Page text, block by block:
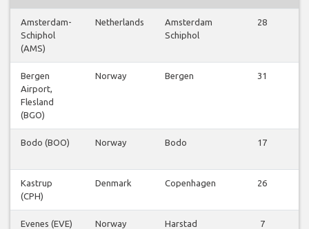
Amsterdam-
Schiphol
(AMS)
Netherlands
Amsterdam
Schiphol
28
Bergen
Airport,
Flesland
(BGO)
Norway Bergen 31
Bodo (BOO) Norway Bodo 17
Kastrup
(CPH)
Denmark Copenhagen 26
Evenes (EVE) Norway
Harstad
7